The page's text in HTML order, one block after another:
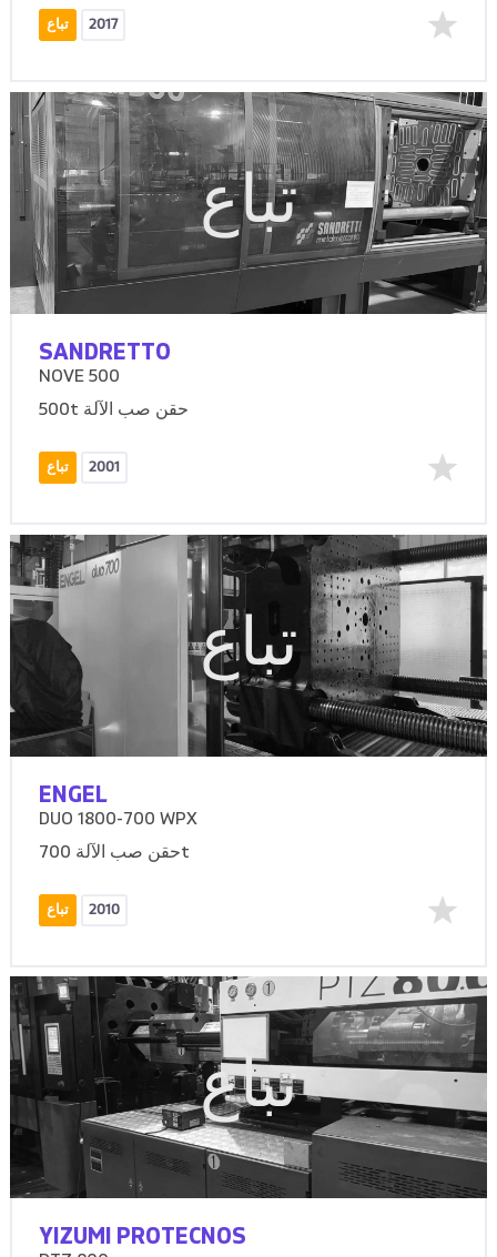
تباع 2017
تباع
SANDRETTO
NOVE 500
500t حقن صب الآلة
تباع 2001
تباع
ENGEL
DUO 1800-700 WPX
حقن صب الآلة 700t
تباع 2010
تباع
YIZUMI PROTECNOS